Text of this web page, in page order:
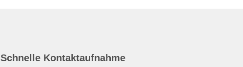
Schnelle Kontaktaufnahme